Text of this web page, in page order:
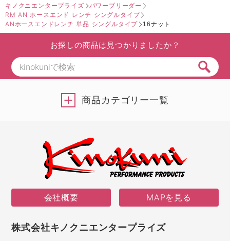
キノクニエンタープライズ
パワーブリーダー
RM AN ホースエンド レンチ シングルタイプ
ANホースエンドレンチ 単品 シングルタイプ
16ナット
お探しの商品は見つかりましたか？
商品カテゴリー一覧
会社概要 MAPを見る
株式会社キノクニエンタープライズ